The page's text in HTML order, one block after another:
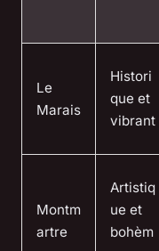
Le
Marais
Histori
que et
vibrant
Montm
artre
Artistiq
ue et
bohèm